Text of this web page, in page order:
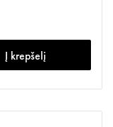
Į krepšelį